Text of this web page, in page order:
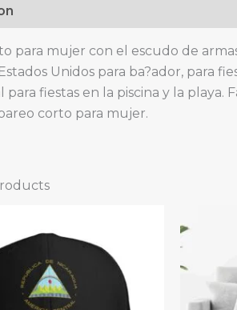
para mujer con el escudo de
Unidos para ba?ador, para
para fiestas en la piscina y la
corto para mujer.